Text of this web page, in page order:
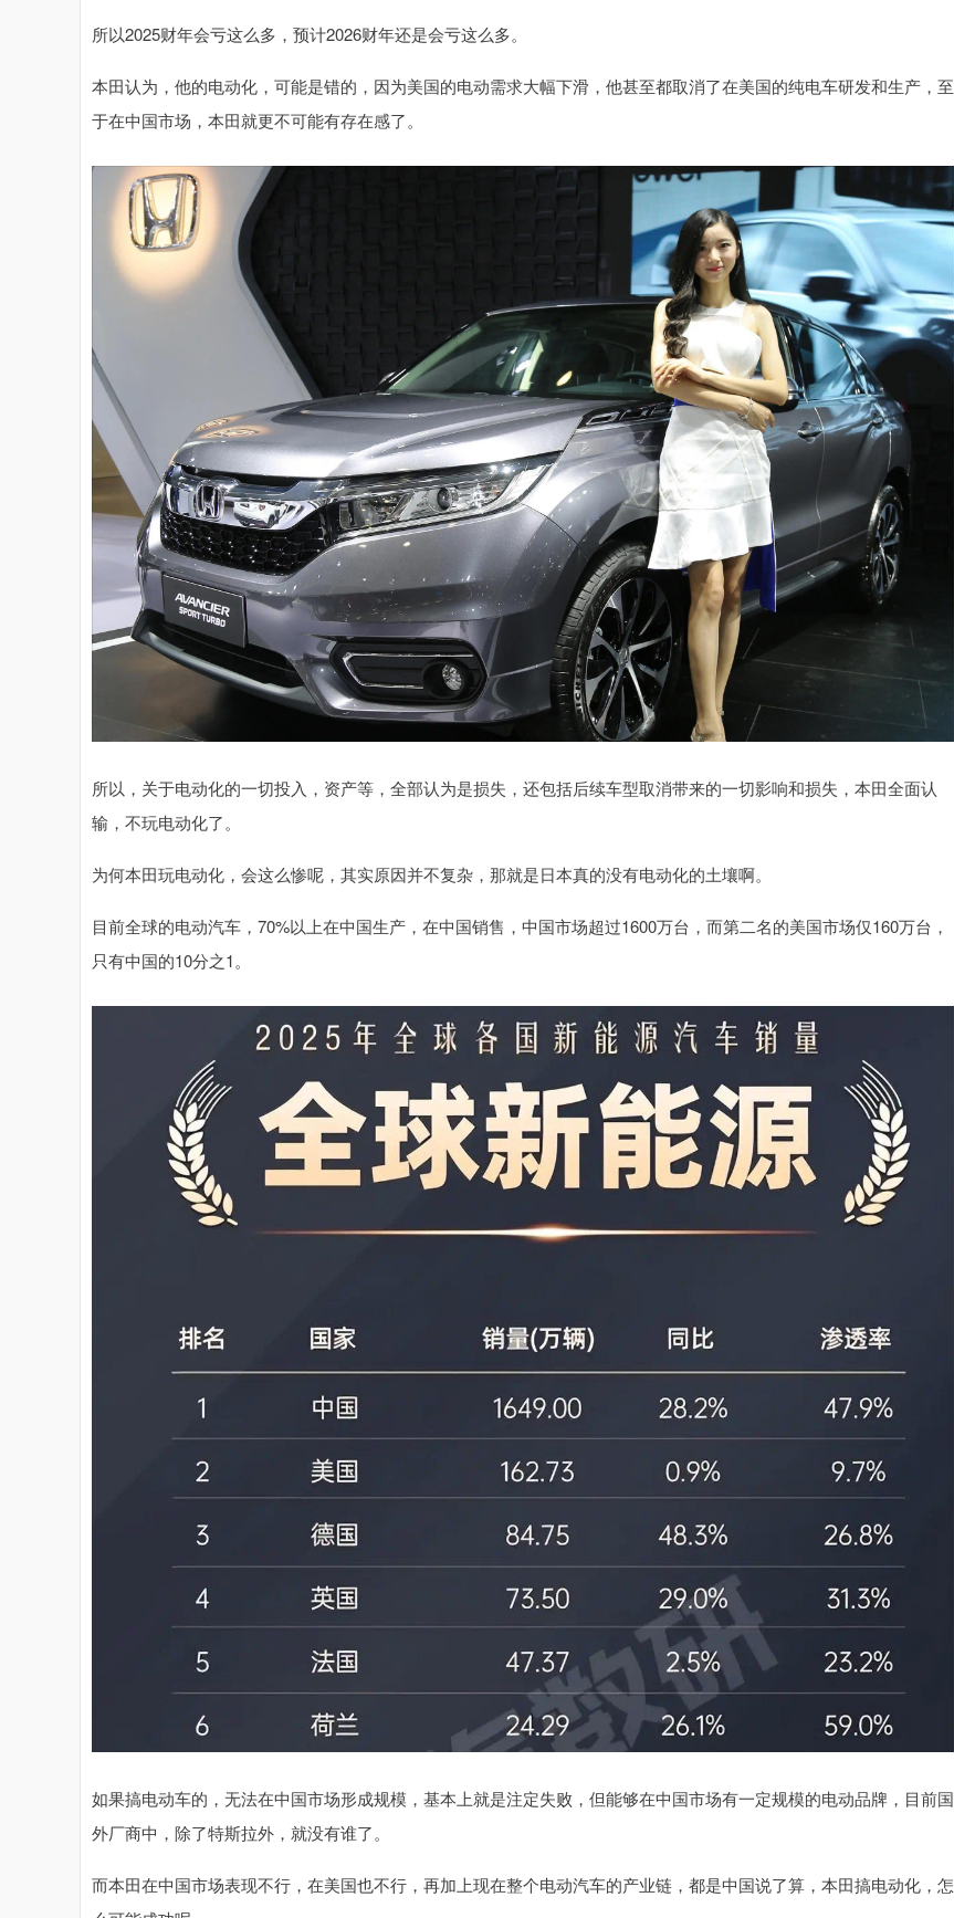
所以2025财年会亏这么多，预计2026财年还是会亏这么多。
本田认为，他的电动化，可能是错的，因为美国的电动需求大幅下滑，他甚至都取消了在美国的纯电车研发和生产，至
于在中国市场，本田就更不可能有存在感了。
所以，关于电动化的一切投入，资产等，全部认为是损失，还包括后续车型取消带来的一切影响和损失，本田全面认
输，不玩电动化了。
为何本田玩电动化，会这么惨呢，其实原因并不复杂，那就是日本真的没有电动化的土壤啊。
目前全球的电动汽车，70%以上在中国生产，在中国销售，中国市场超过1600万台，而第二名的美国市场仅160万台，
只有中国的10分之1。
如果搞电动车的，无法在中国市场形成规模，基本上就是注定失败，但能够在中国市场有一定规模的电动品牌，目前国
外厂商中，除了特斯拉外，就没有谁了。
而本田在中国市场表现不行，在美国也不行，再加上现在整个电动汽车的产业链，都是中国说了算，本田搞电动化，怎